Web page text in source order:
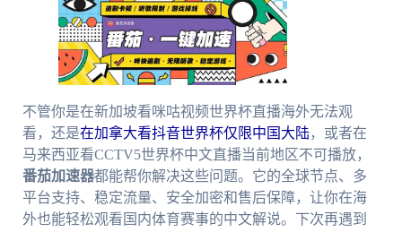
不管你是在新加坡看咪咕视频世界杯直播海外无法观
看，还是在加拿大看抖音世界杯仅限中国大陆，或者在
马来西亚看CCTV5世界杯中文直播当前地区不可播放，
番茄加速器都能帮你解决这些问题。它的全球节点、多
平台支持、稳定流量、安全加密和售后保障，让你在海
外也能轻松观看国内体育赛事的中文解说。下次再遇到